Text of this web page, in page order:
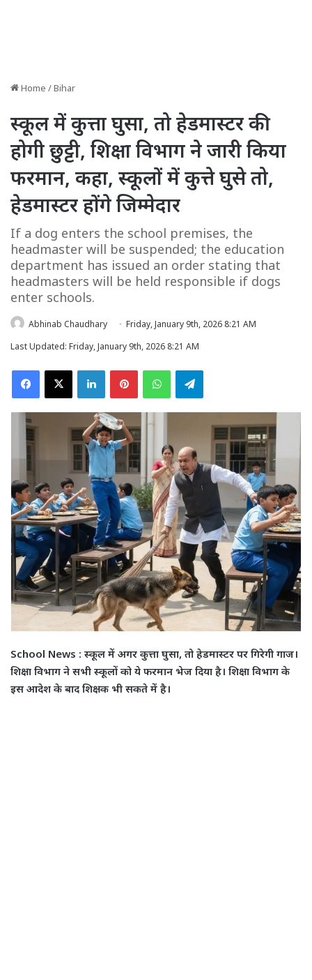
Home /Bihar
स्कूल में कुत्ता घुसा, तो हेडमास्टर की
होगी छुट्टी, शिक्षा विभाग ने जारी किया
फरमान, कहा, स्कूलों में कुत्ते घुसे तो,
हेडमास्टर होंगे जिम्मेदार
If a dog enters the school premises, the
headmaster will be suspended; the education
department has issued an order stating that
headmasters will be held responsible if dogs
enter schools.
Abhinab Chaudhary
Friday, January 9th, 2026 8:21 AM
Last Updated: Friday, January 9th, 2026 8:21 AM
Facebook
X LinkedInPinterestWhatsAppTelegram
School News : स्कूल में अगर कुत्ता घुसा, तो हेडमास्टर पर गिरेगी गाज।
शिक्षा विभाग ने सभी स्कूलों को ये फरमान भेज दिया है। शिक्षा विभाग के
इस आदेश के बाद शिक्षक भी सकते में है।